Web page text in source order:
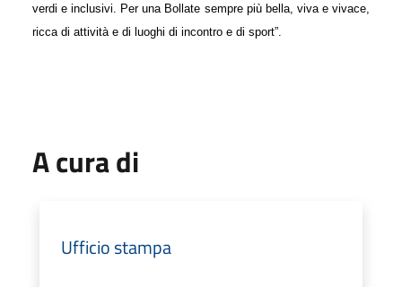
verdi e inclusivi. Per una Bollate sempre più bella, viva e vivace,
ricca di attività e di luoghi di incontro e di sport”.
A cura di
Ufficio stampa